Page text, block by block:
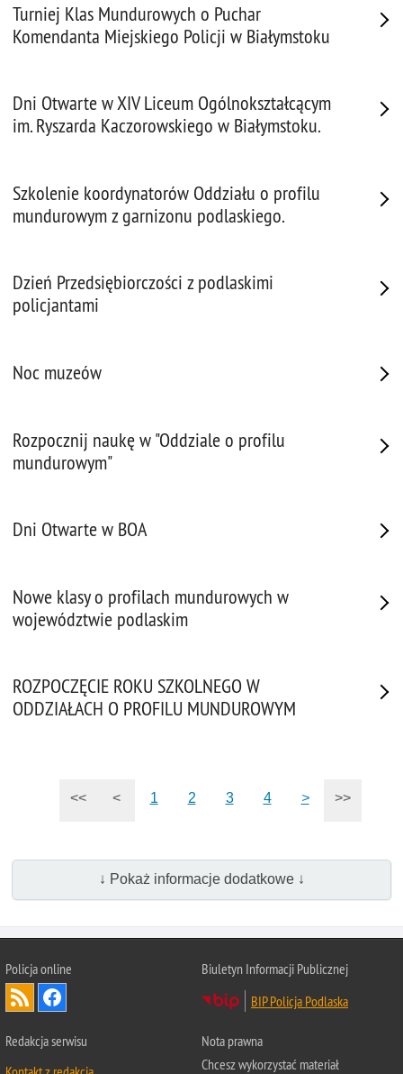
Turniej Klas Mundurowych o Puchar
Komendanta Miejskiego Policji w Białymstoku
Dni Otwarte w XIV Liceum Ogólnokształcącym
im. Ryszarda Kaczorowskiego w Białymstoku.
Szkolenie koordynatorów Oddziału o profilu
mundurowym z garnizonu podlaskiego.
Dzień Przedsiębiorczości z podlaskimi
policjantami
Noc muzeów
Rozpocznij naukę w "Oddziale o profilu
mundurowym"
Dni Otwarte w BOA
Nowe klasy o profilach mundurowych w
województwie podlaskim
ROZPOCZĘCIE ROKU SZKOLNEGO W
ODDZIAŁACH O PROFILU MUNDUROWYM
<< < 1 2 3 4 > >>
↓ Pokaż informacje dodatkowe ↓
Policja online
Biuletyn Informacji Publicznej
BIP Policja Podlaska
Redakcja serwisu
Nota prawna
Chcesz wykorzystać materiał